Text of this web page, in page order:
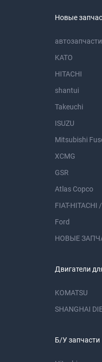
Новые
автозапчасти
KATO
HITACHI
shantui
Takeuchi
ISUZU
Mitsubishi
XCMG
GSR
Atlas Copco
FIAT-HITACHI
Ford
НОВЫЕ
Двигатели
KOMATSU
SHANGHAI
Б/У запчасти